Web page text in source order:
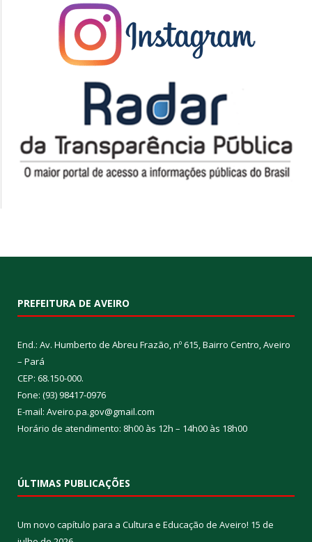
PREFEITURA DE AVEIRO
End.: Av. Humberto de Abreu Frazão, nº 615, Bairro Centro, Aveiro
– Pará
CEP: 68.150-000.
Fone: (93) 98417-0976
E-mail: Aveiro.pa.gov@gmail.com
Horário de atendimento: 8h00 às 12h – 14h00 às 18h00
ÚLTIMAS PUBLICAÇÕES
Um novo capítulo para a Cultura e Educação de Aveiro! 15 de